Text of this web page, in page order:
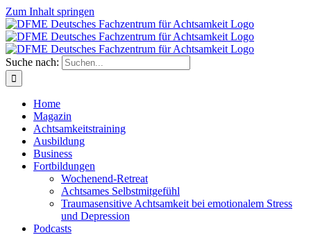
Zum Inhalt springen
Suche nach:
Home
Magazin
Achtsamkeitstraining
Ausbildung
Business
Fortbildungen
Wochenend-Retreat
Achtsames Selbstmitgefühl
Traumasensitive Achtsamkeit bei emotionalem Stress
und Depression
Podcasts